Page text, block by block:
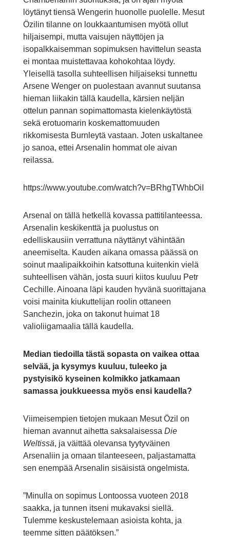
löytänyt tiensä Wengerin huonolle puolelle. Mesut
Özilin tilanne on loukkaantumisen myötä ollut
hiljaisempi, mutta vaisujen näyttöjen ja
isopalkkaisemman sopimuksen havittelun seasta
ei montaa muistettavaa kohokohtaa löydy.
Yleisellä tasolla suhteellisen hiljaiseksi tunnettu
Arsene Wenger on puolestaan avannut suutansa
hieman liikakin tällä kaudella, kärsien neljän
ottelun pannan sopimattomasta kielenkäytöstä
sekä erotuomarin koskemattomuuden
rikkomisesta Burnleytä vastaan. Joten uskaltanee
jo sanoa, ettei Arsenalin hommat ole aivan
reilassa.
https://www.youtube.com/watch?v=BRhgTWhbOiI
Arsenal on tällä hetkellä kovassa pattitilanteessa.
Arsenalin keskikenttä ja puolustus on
edelliskausiin verrattuna näyttänyt vähintään
aneemiselta. Kauden aikana omassa päässä on
soinut maalipaikkoihin katsottuna kuitenkin vielä
suhteellisen vähän, josta suuri kiitos kuuluu Petr
Cechille. Ainoana läpi kauden hyvänä suorittajana
voisi mainita kiukuttelijan roolin ottaneen
Sanchezin, joka on takonut huimat 18
valioliigamaalia tällä kaudella.
Median tiedoilla tästä sopasta on vaikea ottaa
selvää, ja kysymys kuuluu, tuleeko ja
pystyisikö kyseinen kolmikko jatkamaan
samassa joukkueessa myös ensi kaudella?
Viimeisempien tietojen mukaan Mesut Özil on
hieman avannut aihetta saksalaisessa Die
Weltissä, ja väittää olevansa tyytyväinen
Arsenaliin ja omaan tilanteeseen, paljastamatta
sen enempää Arsenalin sisäisistä ongelmista.
”Minulla on sopimus Lontoossa vuoteen 2018
saakka, ja tunnen itseni mukavaksi siellä.
Tulemme keskustelemaan asioista kohta, ja
teemme sitten päätöksen.”